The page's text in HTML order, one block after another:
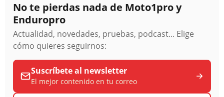
No te pierdas nada de Moto1pro y
Enduropro
Actualidad, novedades, pruebas, podcast... Elige
cómo quieres seguirnos:
Suscríbete al newsletter
El mejor contenido en tu correo